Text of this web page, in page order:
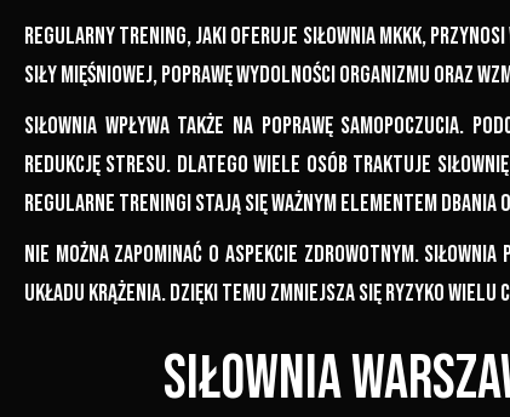
Regularny trening, jaki oferuje siłownia MKKK,
siły mięśniowej, poprawę wydolności organizmu oraz
Siłownia wpływa także na poprawę samopoczucia.
redukcję stresu. Dlatego wiele osób traktuje siłownię
regularne treningi stają się ważnym elementem dbania
Nie można zapominać o aspekcie zdrowotnym.
układu krążenia. Dzięki temu zmniejsza się ryzyko
Siłownia